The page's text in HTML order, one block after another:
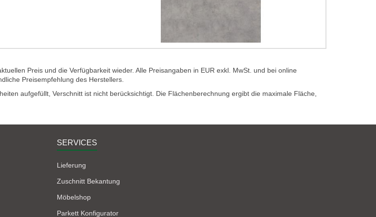
Preis und die Verfügbarkeit wieder. Alle Preisangaben in EUR exkl. MwSt. und bei online
Preisempfehlung des Herstellers.
aufgefüllt, Verschnitt ist nicht berücksichtigt. Die Flächenberechnung ergibt die maximale Fläche,
SERVICES
Lieferung
Zuschnitt Bekantung
Möbelshop
Parkett Konfigurator